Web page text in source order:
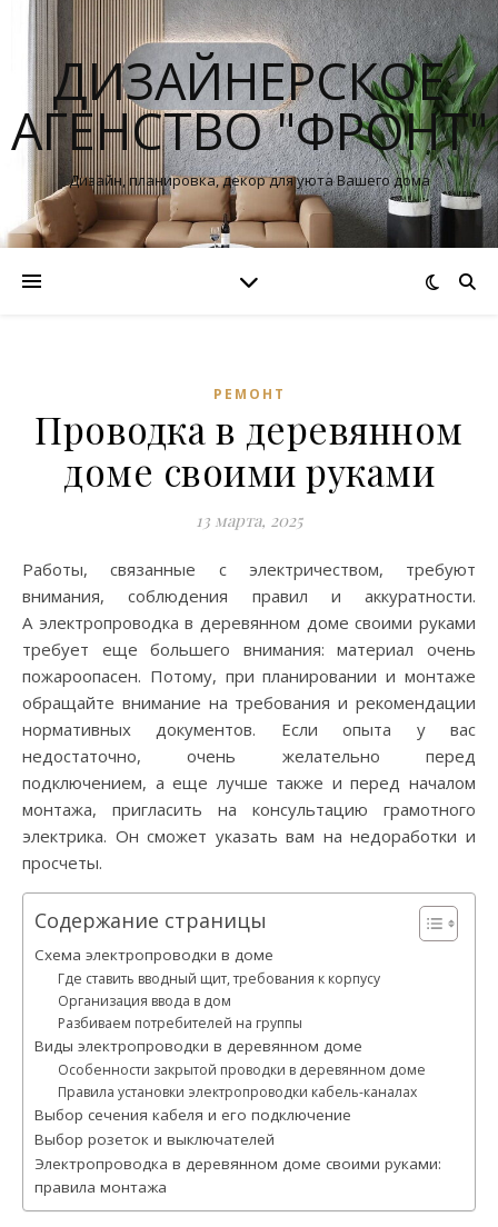
ДИЗАЙНЕРСКОЕ
АГЕНСТВО "ФРОНТ"
Дизайн, планировка, декор для уюта Вашего дома
РЕМОНТ
Проводка в деревянном
доме своими руками
13 марта, 2025
Работы, связанные с электричеством, требуют
внимания, соблюдения правил и аккуратности.
А электропроводка в деревянном доме своими руками
требует еще большего внимания: материал очень
пожароопасен. Потому, при планировании и монтаже
обращайте внимание на требования и рекомендации
нормативных документов. Если опыта у вас
недостаточно, очень желательно перед
подключением, а еще лучше также и перед началом
монтажа, пригласить на консультацию грамотного
электрика. Он сможет указать вам на недоработки и
просчеты.
Содержание страницы
Схема электропроводки в доме
Где ставить вводный щит, требования к корпусу
Организация ввода в дом
Разбиваем потребителей на группы
Виды электропроводки в деревянном доме
Особенности закрытой проводки в деревянном доме
Правила установки электропроводки кабель-каналах
Выбор сечения кабеля и его подключение
Выбор розеток и выключателей
Электропроводка в деревянном доме своими руками:
правила монтажа